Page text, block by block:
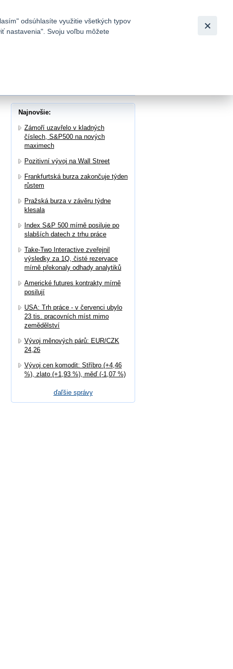
Najnovšie:
Zámoří uzavřelo v kladných
číslech, S&P500 na nových
maximech
Pozitivní vývoj na Wall Street
Frankfurtská burza zakončuje týden
růstem
Pražská burza v závěru týdne
klesala
Index S&P 500 mírně posiluje po
slabších datech z trhu práce
Take-Two Interactive zveřejnil
výsledky za 1Q, čisté rezervace
mírně překonaly odhady analytiků
Americké futures kontrakty mírně
posilují
USA: Trh práce - v červenci ubylo
23 tis. pracovních míst mimo
zemědělství
Vývoj měnových párů: EUR/CZK
24,26
Vývoj cen komodit: Stříbro (+4,46
%), zlato (+1,93 %), měď (-1,07 %)
ďaľšie správy
odsúhlasíte využitie všetkých typov
nastavenia". Svoju voľbu môžete